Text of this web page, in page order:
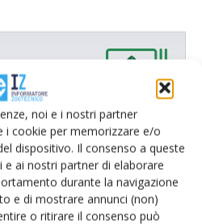
noi e i nostri partner
i cookie per memorizzare e/o
dispositivo. Il consenso a queste
ai nostri partner di elaborare
durante la navigazione
e di mostrare annunci (non)
o ritirare il consenso può
dalle aziende